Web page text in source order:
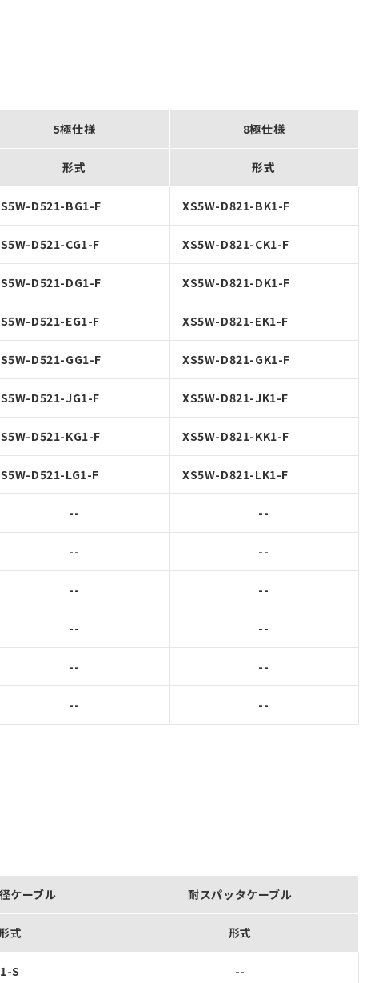
5極仕様 8極仕様
形式 形式
D521-BG1-F XS5W-D821-BK1-F
D521-CG1-F XS5W-D821-CK1-F
D521-DG1-F XS5W-D821-DK1-F
D521-EG1-F XS5W-D821-EK1-F
D521-GG1-F XS5W-D821-GK1-F
D521-JG1-F XS5W-D821-JK1-F
D521-KG1-F XS5W-D821-KK1-F
D521-LG1-F XS5W-D821-LK1-F
-- --
-- --
-- --
-- --
-- --
-- --
ケーブル 耐スパッタケーブル
式 形式
S --